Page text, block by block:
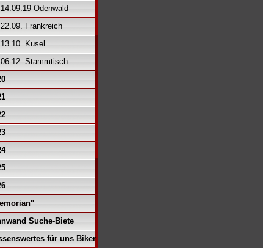
Odenwald
Frankreich
Kusel
Stammtisch
Suche-Biete
für uns Biker